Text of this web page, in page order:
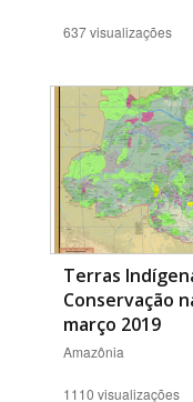
637 visualizações
Terras
Conservação
março 2019
Amazônia
1110 visualizações